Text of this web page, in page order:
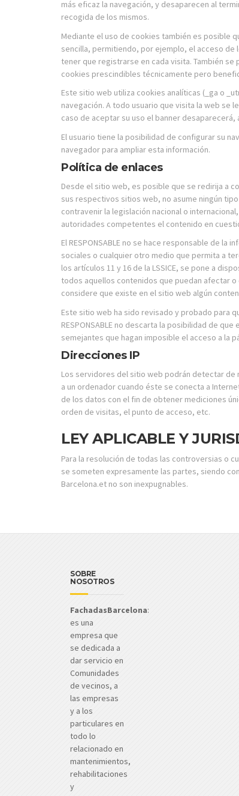
más eficaz la navegación, y desaparecen al
recogida de los mismos.
Mediante el uso de cookies también es posible
sencilla, permitiendo, por ejemplo, el acceso
tener que registrarse en cada visita. También
cookies prescindibles técnicamente pero
Este sitio web utiliza cookies analíticas (_ga o
navegación. A todo usuario que visita la web se
caso de aceptar su uso el banner
El usuario tiene la posibilidad de configurar su
navegador para ampliar esta información.
Política de enlaces
Desde el sitio web, es posible que se redirija a
sus respectivos sitios web, no asume ningún
contravenir la legislación nacional o
autoridades competentes el contenido en
El RESPONSABLE no se hace responsable de
sociales o cualquier otro medio que permita a
los artículos 11 y 16 de la LSSICE, se pone a
todos aquellos contenidos que puedan afectar
considere que existe en el sitio web algún
Este sitio web ha sido revisado y probado para
RESPONSABLE no descarta la posibilidad de
semejantes que hagan imposible el acceso a la
Direcciones IP
Los servidores del sitio web podrán detectar de
a un ordenador cuando éste se conecta a
de los datos con el fin de obtener mediciones
orden de visitas, el punto de acceso, etc.
LEY APLICABLE Y
Para la resolución de todas las controversias o
se someten expresamente las partes, siendo
Barcelona.et no son inexpugnables.
SOBRE
NOSOTROS
FachadasBarcelona:
es una
empresa que
se dedicada a
dar servicio en
Comunidades
de vecinos, a
las empresas
y a los
particulares en
todo lo
relacionado en
mantenimientos,
rehabilitaciones
y